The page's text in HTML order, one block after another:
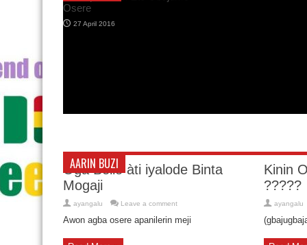
AARIN BUZI
Oga Bello àti iyalode Binta
Mogaji
ayangalu Leave a comment
Awon agba osere apanilerin meji
Kinin
?????
ayangalu